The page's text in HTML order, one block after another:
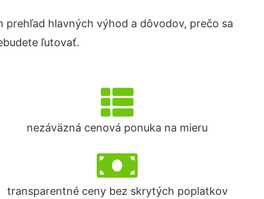
prehľad hlavných výhod a dôvodov, prečo sa
ľutovať.
nezáväzná cenová ponuka na mieru
transparentné ceny bez skrytých poplatkov